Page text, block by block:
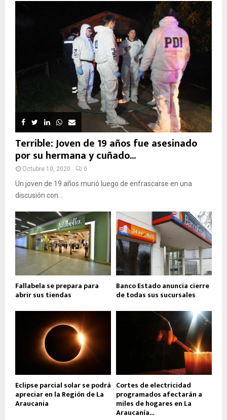
Terrible: Joven de 19 años fue asesinado
por su hermana y cuñado...
Octubre 10, 2020 0
Un joven de 19 años murió luego de enfrascarse en una
discusión con...
Fallabela se prepara para
abrir sus tiendas
Banco Estado anuncia cierre
de todas sus sucursales
Eclipse parcial solar se podrá
apreciar en la Región de La
Araucania
Cortes de electricidad
programados afectarán a
miles de hogares en La
Araucanía...